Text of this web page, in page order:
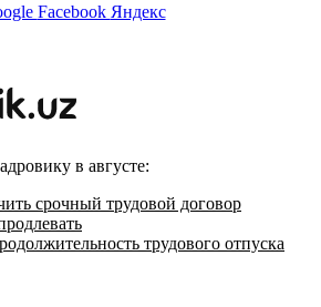
Facebook Яндекс
в августе:
срочный трудовой договор
трудового отпуска